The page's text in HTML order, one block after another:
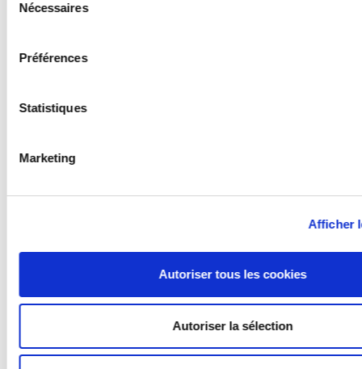
Nécessaires
Préférences
Statistiques
Marketing
Afficher
Autoriser tous les cookies
Autoriser la sélection